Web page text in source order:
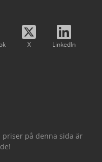
X LinkedIn
på denna sida är